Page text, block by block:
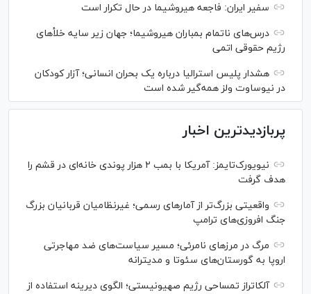
سفیر ایران: فاجعه هیروشیما در حال تکرار است
درس‌های ناتمام بمباران هیروشیما؛ جهان زیر سایه خلأ‌های
رژیم حقوقی اتمی
هشدار پلیس استرالیا درباره یک بحران انسانی؛ آزار کودکان
در نیوساوت ولز همه‌گیر شده است
پربازدیدترین اخبار
نیویورک‌تایمز: آمریکا با بمب ۲ هزار پوندی خانه‌ای در قشم را
هدف گرفت
واقعیتی بزرگ‌تر از آمار‌های رسمی؛ غیرنظامیان قربانیان بزرگ
جنگ افروزی‌های ترامپ
مرگ در مرز‌های نامرئی؛ مسیر سیاست‌های ضد مهاجرتی
اروپا به گورستان‌های سئوتا و مدیترانه
آلکاتراز تمساحی رژیم صهیونیستی؛ الگوی دیرینه استفاده از